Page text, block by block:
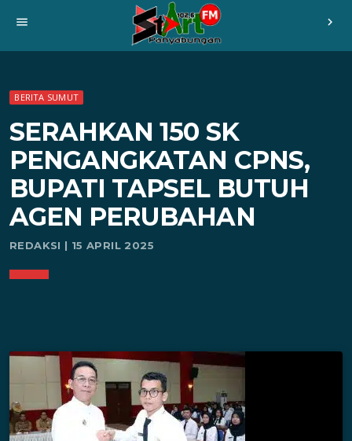
menu chevron_right
BERITA SUMUT
SERAHKAN 150 SK
PENGANGKATAN CPNS,
BUPATI TAPSEL BUTUH
AGEN PERUBAHAN
REDAKSI | 15 APRIL 2025